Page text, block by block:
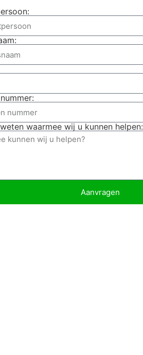
waarmee wij u kunnen helpen:
Aanvragen